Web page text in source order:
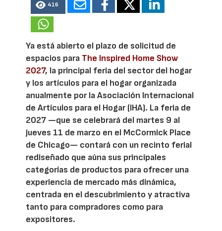
416
Ya está abierto el plazo de solicitud de
espacios para The Inspired Home Show
2027, la principal feria del sector del hogar
y los artículos para el hogar organizada
anualmente por la Asociación Internacional
de Artículos para el Hogar (IHA). La feria de
2027 —que se celebrará del martes 9 al
jueves 11 de marzo en el McCormick Place
de Chicago— contará con un recinto ferial
rediseñado que aúna sus principales
categorías de productos para ofrecer una
experiencia de mercado más dinámica,
centrada en el descubrimiento y atractiva
tanto para compradores como para
expositores.